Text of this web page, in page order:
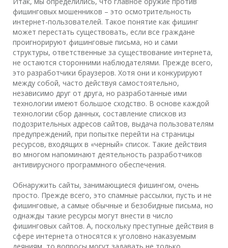
фишинговых мошенников – это осмотрительность
интернет-пользователей. Такое понятие как фишинг
может перестать существовать, если все граждане
проигнорируют фишинговые письма, но и сами
структуры, ответственные за существование интернета,
не остаются сторонними наблюдателями. Прежде всего,
это разработчики браузеров. Хотя они и конкурируют
между собой, часто действуя самостоятельно,
независимо друг от друга, но разработанные ими
технологии имеют большое сходство. В основе каждой
технологии сбор данных, составление списков из
подозрительных адресов сайтов, выдача пользователям
предупреждений, при попытке перейти на страницы
ресурсов, входящих в «черный» список. Такие действия
во многом напоминают деятельность разработчиков
антивирусного программного обеспечения.
Обнаружить сайты, занимающиеся фишингом, очень
просто. Прежде всего, это спамные рассылки, пусть и не
фишинговые, а самые обычные и безобидные письма, но
однажды такие ресурсы могут внести в число
фишинговых сайтов. А, поскольку преступные действия в
сфере интернета относятся к уголовно наказуемым